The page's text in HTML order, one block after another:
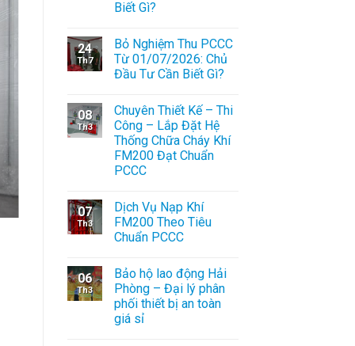
Biết Gì?
24
Th7
Bỏ Nghiệm Thu PCCC
Từ 01/07/2026: Chủ
Đầu Tư Cần Biết Gì?
08
Th3
Chuyên Thiết Kế – Thi
Công – Lắp Đặt Hệ
Thống Chữa Cháy Khí
FM200 Đạt Chuẩn
PCCC
07
Th3
Dịch Vụ Nạp Khí
FM200 Theo Tiêu
Chuẩn PCCC
06
Th3
Bảo hộ lao động Hải
Phòng – Đại lý phân
phối thiết bị an toàn
giá sỉ